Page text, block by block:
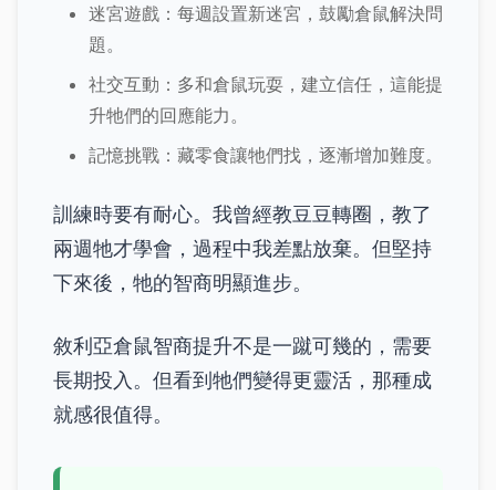
迷宮遊戲：每週設置新迷宮，鼓勵倉鼠解決問
題。
社交互動：多和倉鼠玩耍，建立信任，這能提
升牠們的回應能力。
記憶挑戰：藏零食讓牠們找，逐漸增加難度。
訓練時要有耐心。我曾經教豆豆轉圈，教了
兩週牠才學會，過程中我差點放棄。但堅持
下來後，牠的智商明顯進步。
敘利亞倉鼠智商提升不是一蹴可幾的，需要
長期投入。但看到牠們變得更靈活，那種成
就感很值得。